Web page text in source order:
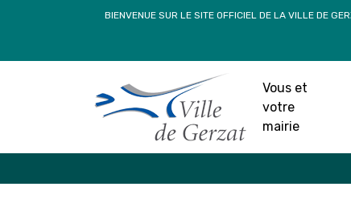
BIENVENUE SUR LE SITE OFFICIEL DE LA VILLE DE
Vous et
votre
mairie